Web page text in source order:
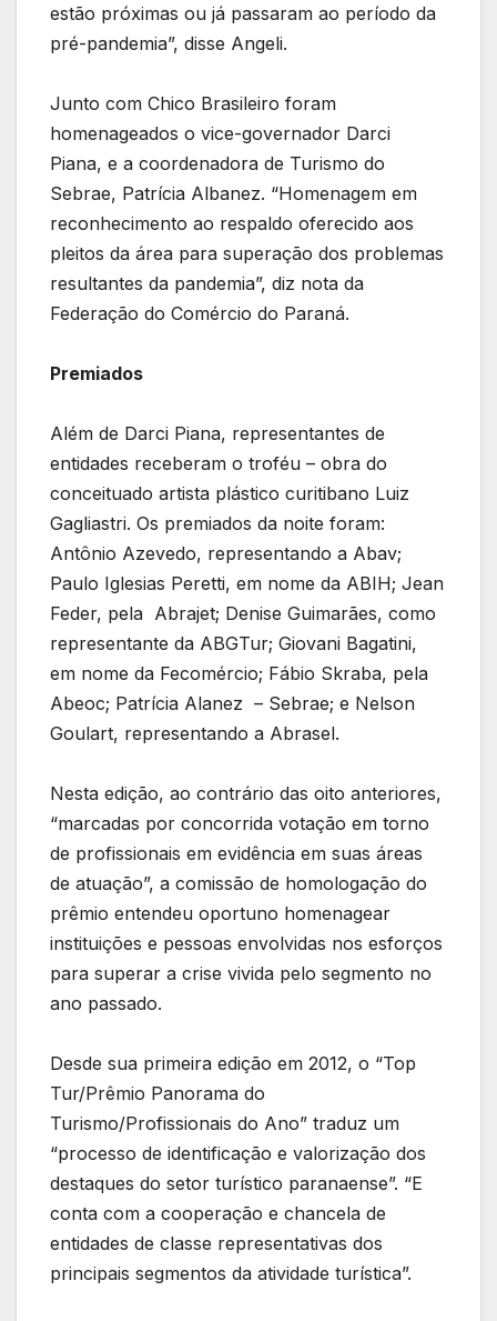
estão próximas ou já passaram ao período da
pré-pandemia”, disse Angeli.
Junto com Chico Brasileiro foram
homenageados o vice-governador Darci
Piana, e a coordenadora de Turismo do
Sebrae, Patrícia Albanez. “Homenagem em
reconhecimento ao respaldo oferecido aos
pleitos da área para superação dos problemas
resultantes da pandemia”, diz nota da
Federação do Comércio do Paraná.
Premiados
Além de Darci Piana, representantes de
entidades receberam o troféu – obra do
conceituado artista plástico curitibano Luiz
Gagliastri. Os premiados da noite foram:
Antônio Azevedo, representando a Abav;
Paulo Iglesias Peretti, em nome da ABIH; Jean
Feder, pela Abrajet; Denise Guimarães, como
representante da ABGTur; Giovani Bagatini,
em nome da Fecomércio; Fábio Skraba, pela
Abeoc; Patrícia Alanez – Sebrae; e Nelson
Goulart, representando a Abrasel.
Nesta edição, ao contrário das oito anteriores,
“marcadas por concorrida votação em torno
de profissionais em evidência em suas áreas
de atuação”, a comissão de homologação do
prêmio entendeu oportuno homenagear
instituições e pessoas envolvidas nos esforços
para superar a crise vivida pelo segmento no
ano passado.
Desde sua primeira edição em 2012, o “Top
Tur/Prêmio Panorama do
Turismo/Profissionais do Ano” traduz um
“processo de identificação e valorização dos
destaques do setor turístico paranaense”. “E
conta com a cooperação e chancela de
entidades de classe representativas dos
principais segmentos da atividade turística”.